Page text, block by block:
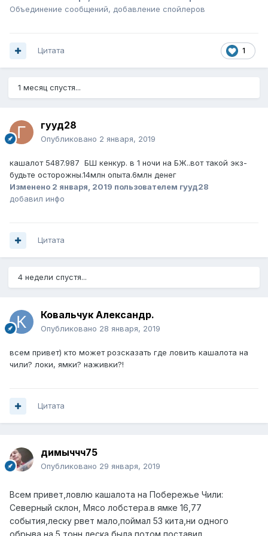
Объединение сообщений, добавление спойлеров
1
Цитата
1 месяц спустя...
гууд28
Опубликовано 2 января, 2019
кашалот 5487.987 БШ кенкур. в 1 ночи на БЖ..вот такой экз-
будьте осторожны.14млн опыта.6млн денег
Изменено 2 января, 2019 пользователем гууд28
добавил инфо
Цитата
4 недели спустя...
Ковальчук Александр.
Опубликовано 28 января, 2019
всем привет) кто может розсказать где ловить кашалота на
чили? локи, ямки? наживки?!
Цитата
димыччч75
Опубликовано 29 января, 2019
Всем привет,ловлю кашалота на Побережье Чили:
Северный склон, Мясо лобстера.в ямке 16,77
события,леску рвет мало,поймал 53 кита,ни одного